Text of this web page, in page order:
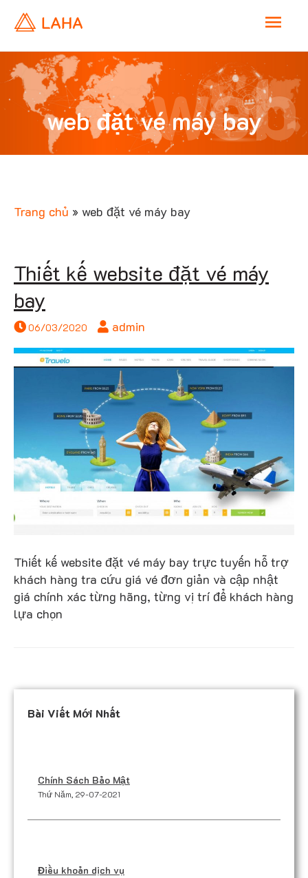
M
a
i
n
u
web
đặt
máy
bay
web đặt vé máy bay
Trang chủ » web đặt vé máy bay
Thiết kế website đặt vé máy
bay
06/03/2020 admin
Thiết kế website đặt vé máy bay trực tuyến hỗ trợ
khách hàng tra cứu giá vé đơn giản và cập nhật
giá chính xác từng hãng, từng vị trí để khách hàng
lựa chọn
Bài Viết Mới Nhất
Chính Sách Bảo Mật
Thứ Năm, 29-07-2021
Điều khoản dịch vụ